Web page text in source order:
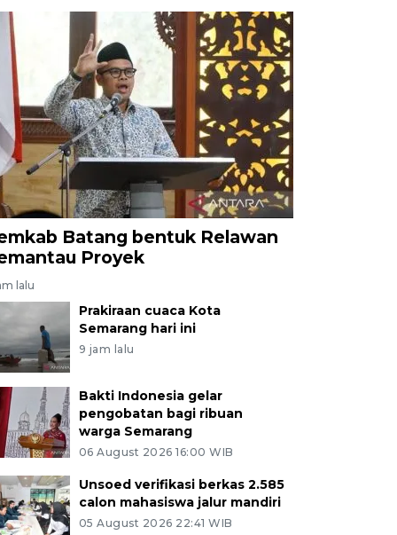
Batang bentuk Relawan
Proyek
lalu
Prakiraan cuaca Kota
Semarang hari ini
9 jam lalu
Bakti Indonesia gelar
pengobatan bagi ribuan
warga Semarang
06 August 2026 16:00 WIB
Unsoed verifikasi berkas 2.585
calon mahasiswa jalur mandiri
05 August 2026 22:41 WIB